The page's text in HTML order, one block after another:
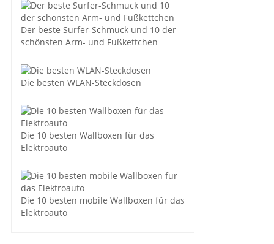
Der beste Surfer-Schmuck und 10 der
schönsten Arm- und Fußkettchen
Die besten WLAN-Steckdosen
Die 10 besten Wallboxen für das
Elektroauto
Die 10 besten mobile Wallboxen für das
Elektroauto